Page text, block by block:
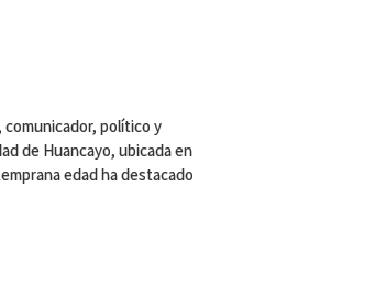
comunicador, político y
de Huancayo, ubicada en
edad ha destacado